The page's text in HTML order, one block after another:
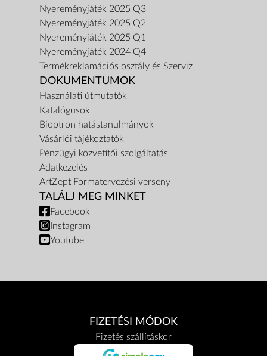
Nyereményjáték 2025 Q3
Nyereményjáték 2025 Q2
Nyereményjáték 2025 Q1
Nyereményjáték 2024 Q4
Termékreklamációs osztály és Szerviz
DOKUMENTUMOK
Használati útmutatók
Katalógusok
Bioptron hatástanulmányok
Vásárlói tájékoztatók
Pénzügyi közvetítői szolgáltatás
Adatkezelés
ArtZept Formatervezési verseny
TALÁLJ MEG MINKET
Facebook
Instagram
Youtube
FIZETÉSI MÓDOK
Fizetés szállításkor